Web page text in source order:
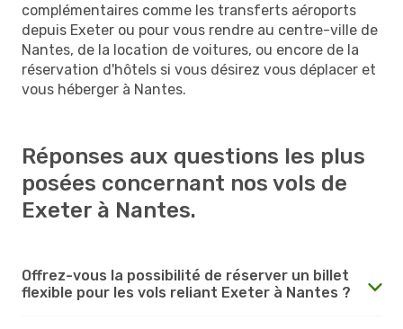
complémentaires comme les transferts aéroports
depuis Exeter ou pour vous rendre au centre-ville de
Nantes, de la location de voitures, ou encore de la
réservation d'hôtels si vous désirez vous déplacer et
vous héberger à Nantes.
Réponses aux questions les plus
posées concernant nos vols de
Exeter à Nantes.
Offrez-vous la possibilité de réserver un billet
flexible pour les vols reliant Exeter à Nantes ?